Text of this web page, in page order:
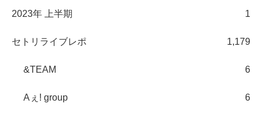
2023年 上半期 1
セトリライブレポ 1,179
&TEAM 6
Aぇ! group 6